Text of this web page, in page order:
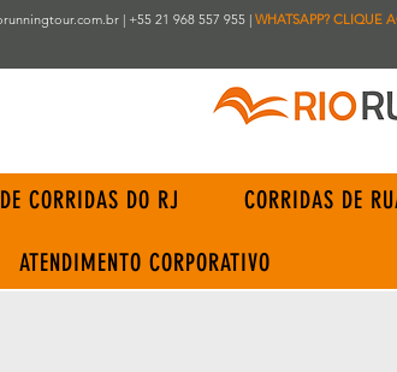
| +55 21 968 557 955 | WHATSAPP? CLIQUE
CORRIDAS DO RJ CORRIDAS DE
ATENDIMENTO CORPORATIVO